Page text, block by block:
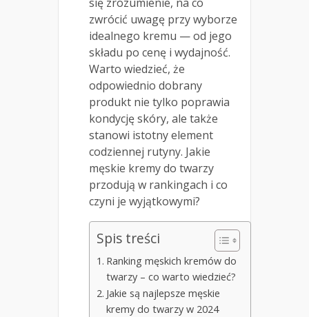
zwrócić uwagę przy wyborze
idealnego kremu — od jego
składu po cenę i wydajność.
Warto wiedzieć, że
odpowiednio dobrany
produkt nie tylko poprawia
kondycję skóry, ale także
stanowi istotny element
codziennej rutyny. Jakie
męskie kremy do twarzy
przodują w rankingach i co
czyni je wyjątkowymi?
Spis treści
Ranking męskich kremów do
twarzy – co warto wiedzieć?
Jakie są najlepsze męskie
kremy do twarzy w 2024